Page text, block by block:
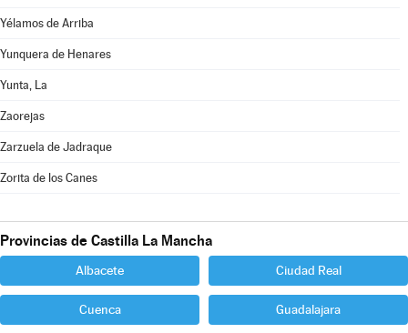
Yélamos de Arriba
Yunquera de Henares
Yunta, La
Zaorejas
Zarzuela de Jadraque
Zorita de los Canes
Provincias de Castilla La Mancha
Albacete Ciudad Real
Cuenca Guadalajara